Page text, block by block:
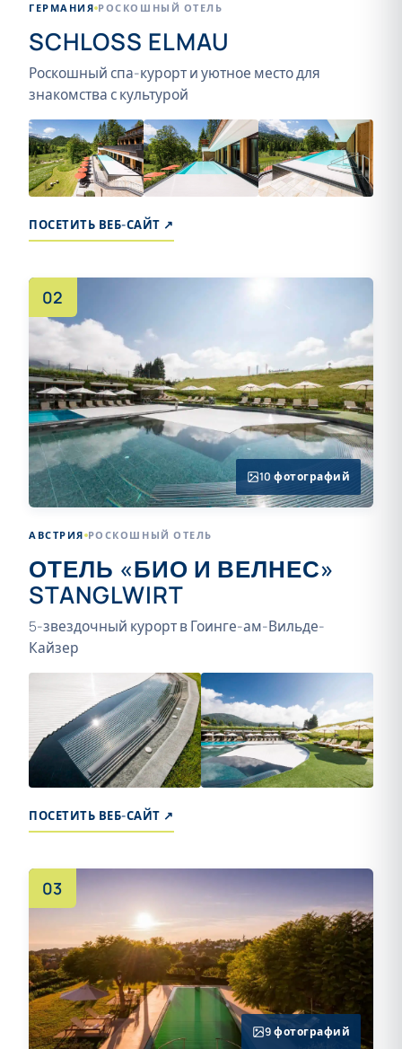
ГЕРМАНИЯ РОСКОШНЫЙ ОТЕЛЬ
SCHLOSS ELMAU
Роскошный спа-курорт и уютное место для
знакомства с культурой
ПОСЕТИТЬ ВЕБ-САЙТ ↗
02
10 фотографий
АВСТРИЯ РОСКОШНЫЙ ОТЕЛЬ
ОТЕЛЬ «БИО И ВЕЛНЕС»
STANGLWIRT
5-звездочный курорт в Гоинге-ам-Вильде-
Кайзер
ПОСЕТИТЬ ВЕБ-САЙТ ↗
03
9 фотографий